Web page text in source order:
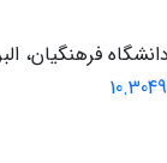
فرهنگیان،